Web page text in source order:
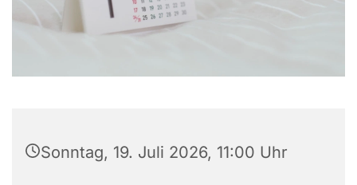
Sonntag, 19. Juli 2026, 11:00 Uhr